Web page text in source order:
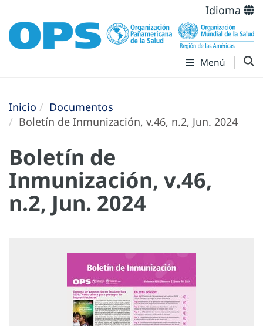
Idioma
Menú
Inicio
Documentos
Boletín de Inmunización, v.46, n.2, Jun. 2024
Boletín de
Inmunización, v.46,
n.2, Jun. 2024